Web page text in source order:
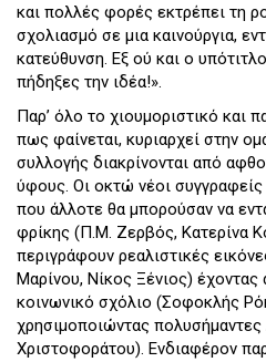
και πολλές φορές εκτρέπει τη
σχολιασμό σε μια καινούργια,
κατεύθυνση. Εξ ού και ο
πήδηξες την ιδέα!».
Παρ’ όλο το χιουμοριστικό και
πως φαίνεται, κυριαρχεί στην
συλλογής διακρίνονται από
ύφους. Οι οκτώ νέοι συγγραφείς
που άλλοτε θα μπορούσαν να
φρίκης (Π.Μ. Ζερβός, Κατερίνα
περιγράφουν ρεαλιστικές
Μαρίνου, Νίκος Ξένιος) έχοντας
κοινωνικό σχόλιο (Σοφοκλής
χρησιμοποιώντας πολυσήμαντες
Χριστοφοράτου). Ενδιαφέρον